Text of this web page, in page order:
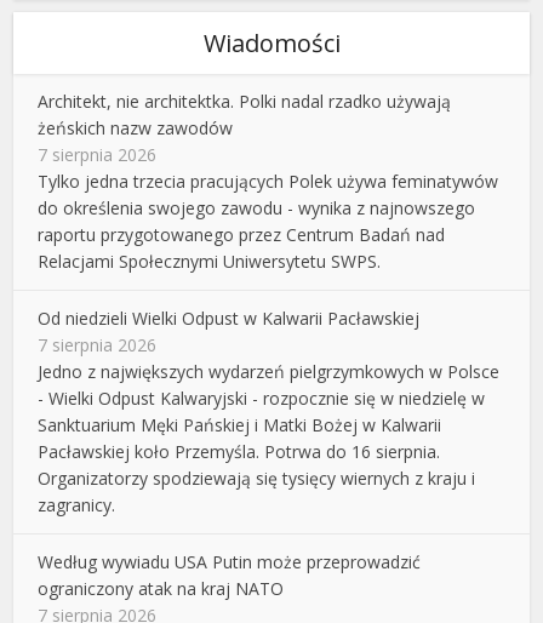
Wiadomości
Architekt, nie architektka. Polki nadal rzadko używają
żeńskich nazw zawodów
7 sierpnia 2026
Tylko jedna trzecia pracujących Polek używa feminatywów
do określenia swojego zawodu - wynika z najnowszego
raportu przygotowanego przez Centrum Badań nad
Relacjami Społecznymi Uniwersytetu SWPS.
Od niedzieli Wielki Odpust w Kalwarii Pacławskiej
7 sierpnia 2026
Jedno z największych wydarzeń pielgrzymkowych w Polsce
- Wielki Odpust Kalwaryjski - rozpocznie się w niedzielę w
Sanktuarium Męki Pańskiej i Matki Bożej w Kalwarii
Pacławskiej koło Przemyśla. Potrwa do 16 sierpnia.
Organizatorzy spodziewają się tysięcy wiernych z kraju i
zagranicy.
Według wywiadu USA Putin może przeprowadzić
ograniczony atak na kraj NATO
7 sierpnia 2026